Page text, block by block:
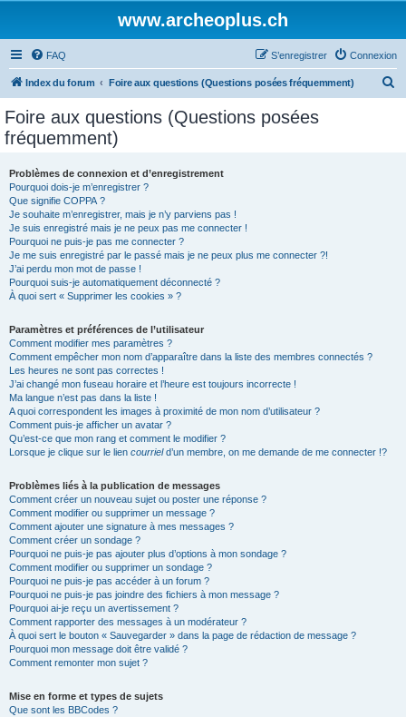
www.archeoplus.ch
FAQ Connexion
S’enregistrer
Index du forum Foire aux questions (Questions posées fréquemment)
Foire aux questions (Questions posées
fréquemment)
Problèmes de connexion et d’enregistrement
Pourquoi dois-je m’enregistrer ?
Que signifie COPPA ?
Je souhaite m’enregistrer, mais je n’y parviens pas !
Je suis enregistré mais je ne peux pas me connecter !
Pourquoi ne puis-je pas me connecter ?
Je me suis enregistré par le passé mais je ne peux plus me connecter ?!
J’ai perdu mon mot de passe !
Pourquoi suis-je automatiquement déconnecté ?
À quoi sert « Supprimer les cookies » ?
Paramètres et préférences de l’utilisateur
Comment modifier mes paramètres ?
Comment empêcher mon nom d’apparaître dans la liste des membres connectés ?
Les heures ne sont pas correctes !
J’ai changé mon fuseau horaire et l’heure est toujours incorrecte !
Ma langue n’est pas dans la liste !
A quoi correspondent les images à proximité de mon nom d’utilisateur ?
Comment puis-je afficher un avatar ?
Qu’est-ce que mon rang et comment le modifier ?
Lorsque je clique sur le lien courrield’un membre, on me demande de me connecter !?
Problèmes liés à la publication de messages
Comment créer un nouveau sujet ou poster une réponse ?
Comment modifier ou supprimer un message ?
Comment ajouter une signature à mes messages ?
Comment créer un sondage ?
Pourquoi ne puis-je pas ajouter plus d’options à mon sondage ?
Comment modifier ou supprimer un sondage ?
Pourquoi ne puis-je pas accéder à un forum ?
Pourquoi ne puis-je pas joindre des fichiers à mon message ?
Pourquoi ai-je reçu un avertissement ?
Comment rapporter des messages à un modérateur ?
À quoi sert le bouton « Sauvegarder » dans la page de rédaction de message ?
Pourquoi mon message doit être validé ?
Comment remonter mon sujet ?
Mise en forme et types de sujets
Que sont les BBCodes ?